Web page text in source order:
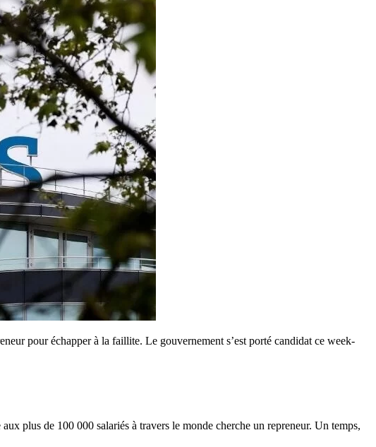
pour échapper à la faillite. Le gouvernement s’est porté candidat ce week-
plus de 100 000 salariés à travers le monde cherche un repreneur. Un temps,